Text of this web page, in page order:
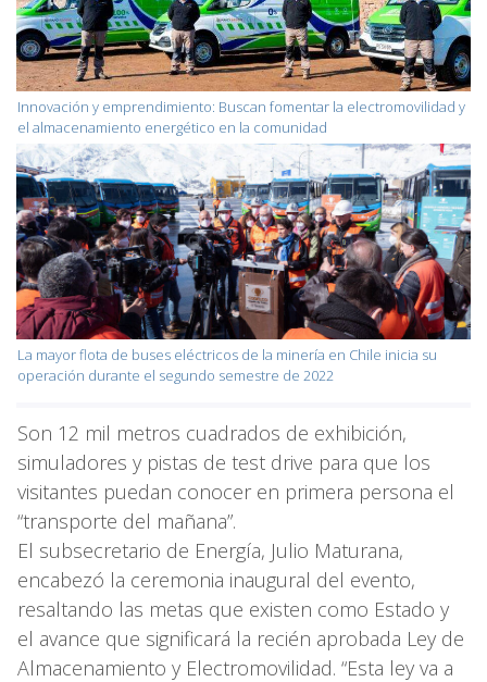
Innovación y emprendimiento: Buscan fomentar la electromovilidad y
el almacenamiento energético en la comunidad
La mayor flota de buses eléctricos de la minería en Chile inicia su
operación durante el segundo semestre de 2022
Son 12 mil metros cuadrados de exhibición,
simuladores y pistas de test drive para que los
visitantes puedan conocer en primera persona el
“transporte del mañana”.
El subsecretario de Energía, Julio Maturana,
encabezó la ceremonia inaugural del evento,
resaltando las metas que existen como Estado y
el avance que significará la recién aprobada Ley de
Almacenamiento y Electromovilidad. “Esta ley va a